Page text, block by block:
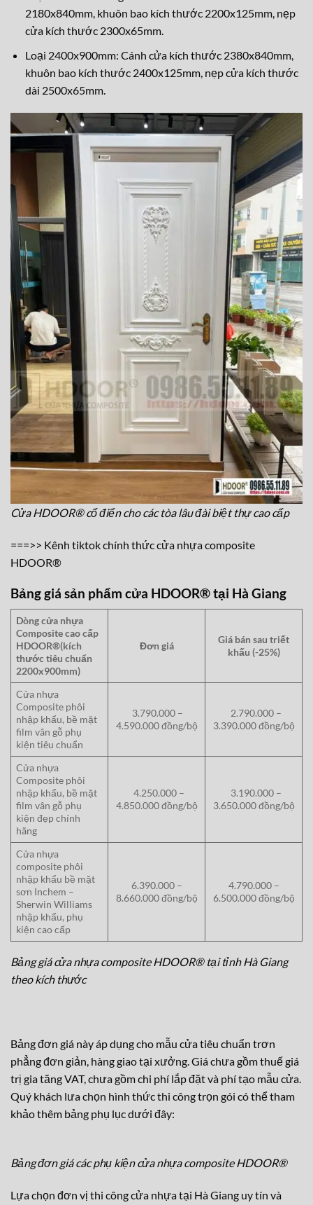
2180x840mm, khuôn bao kích thước 2200x125mm, nẹp
cửa kích thước 2300x65mm.
Loại 2400x900mm: Cánh cửa kích thước 2380x840mm,
khuôn bao kích thước 2400x125mm, nẹp cửa kích thước
dài 2500x65mm.
Cửa HDOOR® cổ điển cho các tòa lâu đài biệt thự cao cấp
===>> Kênh tiktok chính thức cửa nhựa composite
HDOOR®
Bảng giá sản phẩm cửa HDOOR® tại Hà Giang
Dòng cửa nhựa
Composite cao cấp
HDOOR®(kích
thước tiêu chuẩn
2200x900mm)
Đơn giá
Giá bán sau triết
khấu (-25%)
Cửa nhựa
Composite phôi
nhập khẩu, bề mặt
film vân gỗ phụ
kiện tiêu chuẩn
3.790.000 –
4.590.000 đồng/bộ
2.790.000 –
3.390.000 đồng/bộ
Cửa nhựa
Composite phôi
nhập khẩu, bề mặt
film vân gỗ phụ
kiện đẹp chính
hãng
4.250.000 –
4.850.000 đồng/bộ
3.190.000 –
3.650.000 đồng/bộ
Cửa nhựa
composite phôi
nhập khẩu bề mặt
sơn Inchem –
Sherwin Williams
nhập khẩu, phụ
kiện cao cấp
6.390.000 –
8.660.000 đồng/bộ
4.790.000 –
6.500.000 đồng/bộ
Bảng giá cửa nhựa composite HDOOR® tại tỉnh Hà Giang
theo kích thước
Bảng đơn giá này áp dụng cho mẫu cửa tiêu chuẩn trơn
phẳng đơn giản, hàng giao tại xưởng. Giá chưa gồm thuế giá
trị gia tăng VAT, chưa gồm chi phí lắp đặt và phí tạo mẫu cửa.
Quý khách lưa chọn hình thức thi công trọn gói có thể tham
khảo thêm bảng phụ lục dưới đây:
Bảng đơn giá các phụ kiện cửa nhựa composite HDOOR®
Lựa chọn đơn vị thi công cửa nhựa tại Hà Giang uy tín và